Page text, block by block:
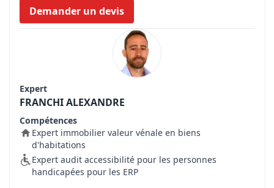
Demander un devis
Expert
FRANCHI ALEXANDRE
Compétences
Expert immobilier valeur vénale en biens
d'habitations
Expert audit accessibilité pour les personnes
handicapées pour les ERP